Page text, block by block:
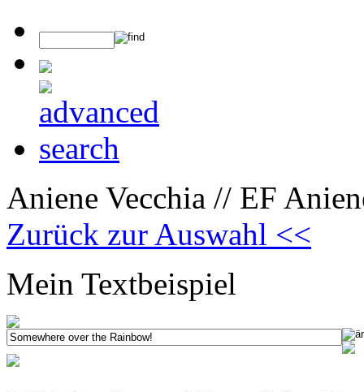
Aniene Vecchia // EF
Zurück zur Auswahl <<
Mein Textbeispiel